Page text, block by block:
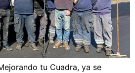
tu Cuadra, ya se